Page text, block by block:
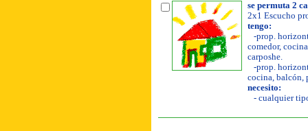
se permuta 2
2x1 Escucho
tengo:
-prop.
comedor,
carposhe.
-prop.
cocina, balcón,
necesito:
- cualquier